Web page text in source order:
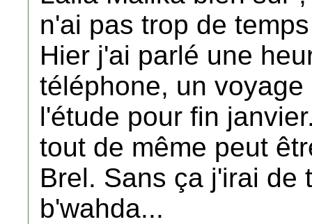
n'ai pas trop de
Hier j'ai parlé une
téléphone, un
l'étude pour fin
tout de même peut
Brel. Sans ça j'irai de
b'wahda...